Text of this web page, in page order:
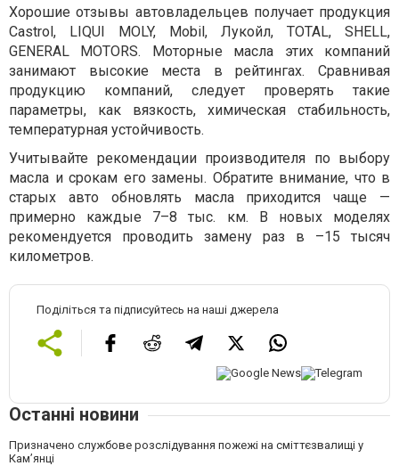
Хорошие отзывы автовладельцев получает продукция
Castrol, LIQUI MOLY, Mobil, Лукойл, TOTAL, SHELL,
GENERAL MOTORS. Моторные масла этих компаний
занимают высокие места в рейтингах. Сравнивая
продукцию компаний, следует проверять такие
параметры, как вязкость, химическая стабильность,
температурная устойчивость.
Учитывайте рекомендации производителя по выбору
масла и срокам его замены. Обратите внимание, что в
старых авто обновлять масла приходится чаще —
примерно каждые 7–8 тыс. км. В новых моделях
рекомендуется проводить замену раз в –15 тысяч
километров.
Поділіться та підписуйтесь на наші джерела
Останні новини
Призначено службове розслідування пожежі на сміттєзвалищі у
Кам’янці